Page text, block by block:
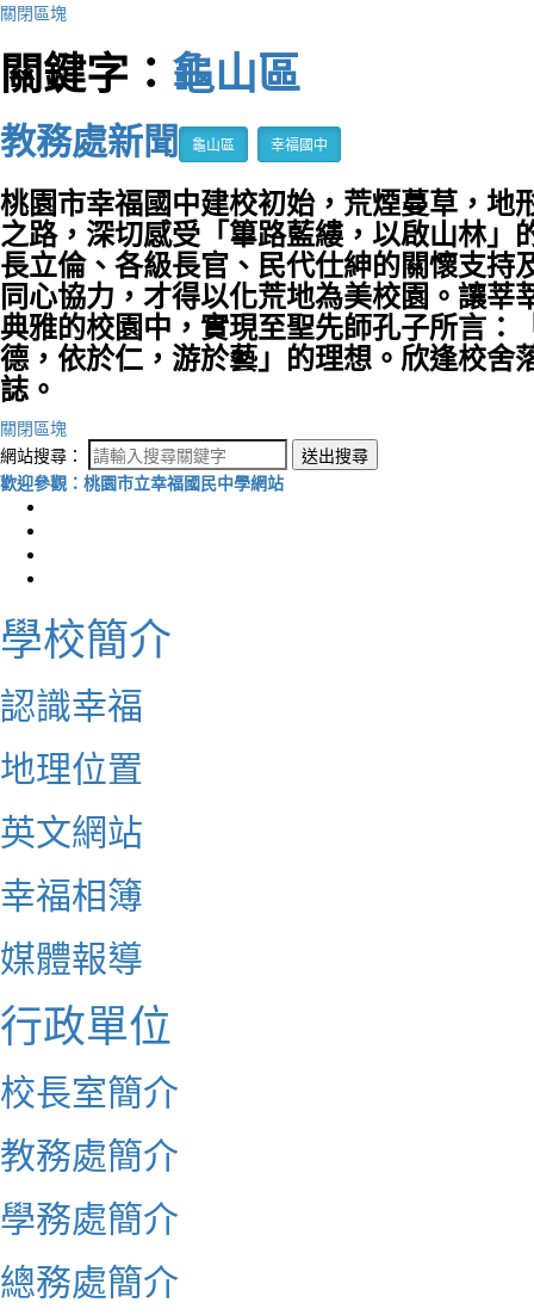
關閉區塊
關鍵字： 龜山區
教務處新聞 龜山區 幸福國中
桃園市幸福國中建校初始，荒煙蔓草，地
之路，深切感受「篳路藍縷，以啟山林」
長立倫、各級長官、民代仕紳的關懷支持
同心協力，才得以化荒地為美校園。讓莘
典雅的校園中，實現至聖先師孔子所言：
德，依於仁，游於藝」的理想。欣逢校舍
誌。
關閉區塊
網站搜尋：
送出搜尋
歡迎參觀：桃園市立幸福國民中學網站
學校簡介
認識幸福
地理位置
英文網站
幸福相簿
媒體報導
行政單位
校長室簡介
教務處簡介
學務處簡介
總務處簡介